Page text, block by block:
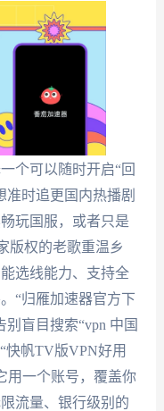
个可以随时开启“回
准时追更国内热播剧
玩国服，或者只是
版权的老歌重温乡
选线能力、支持全
“归雁加速器官方下
盲目搜索“vpn 中国
快帆TV版VPN好用
用一个账号，覆盖你
流量、银行级别的